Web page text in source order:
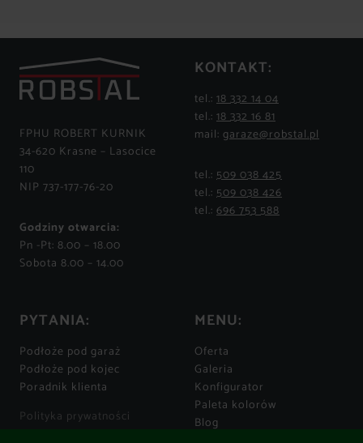
FPHU ROBERT KURNIK
34-620 Krasne – Lasocice
110
NIP 737-177-76-20
Godziny otwarcia:
Pn -Pt: 8.00 – 18.00
Sobota 8.00 – 14.00
KONTAKT:
tel.: 18 332 14 04
tel.: 18 332 16 81
mail: garaze@robstal.pl
tel.: 509 038 425
tel.: 509 038 426
tel.: 696 753 588
PYTANIA:
Podłoże pod garaż
Podłoże pod kojec
Poradnik klienta
Polityka prywatności
MENU:
Oferta
Galeria
Konfigurator
Paleta kolorów
Blog